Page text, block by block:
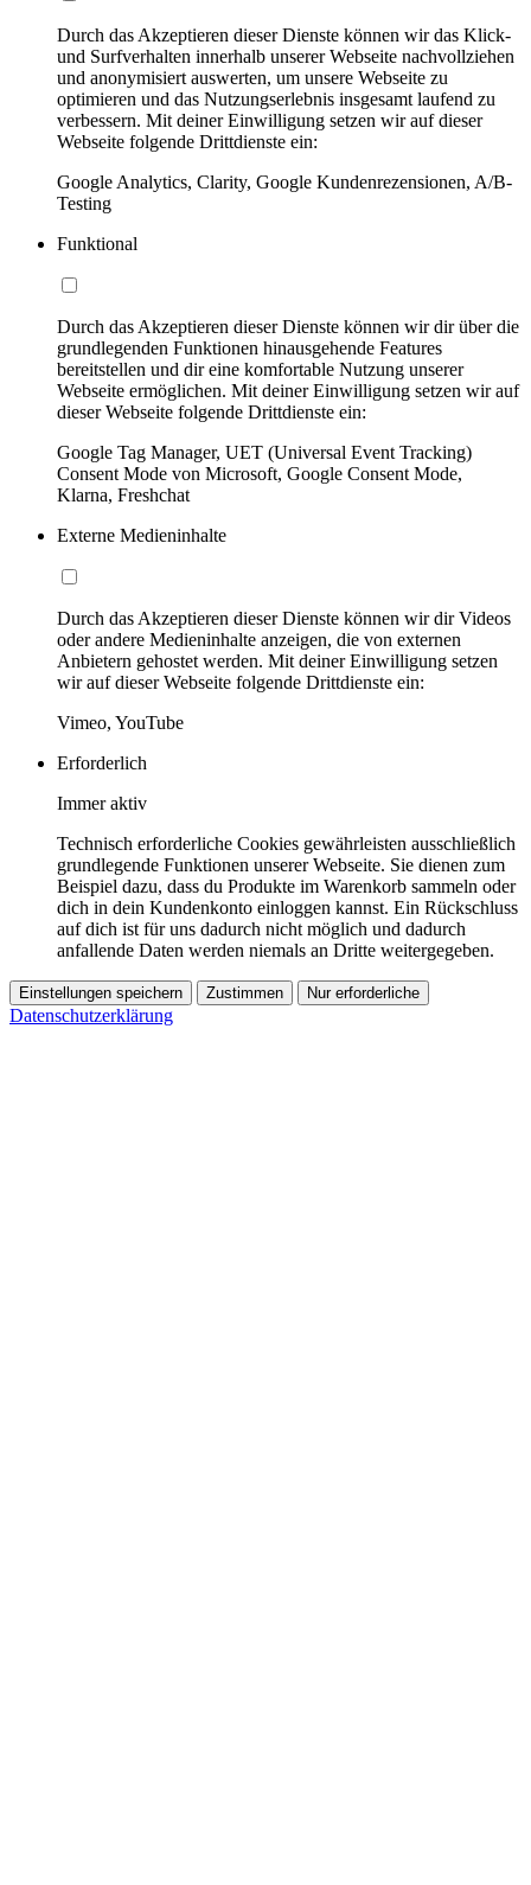
Durch das Akzeptieren dieser Dienste können wir das Klick-
und Surfverhalten innerhalb unserer Webseite nachvollziehen
und anonymisiert auswerten, um unsere Webseite zu
optimieren und das Nutzungserlebnis insgesamt laufend zu
verbessern. Mit deiner Einwilligung setzen wir auf dieser
Webseite folgende Drittdienste ein:
Google Analytics, Clarity, Google Kundenrezensionen, A/B-
Testing
Funktional
Durch das Akzeptieren dieser Dienste können wir dir über die
grundlegenden Funktionen hinausgehende Features
bereitstellen und dir eine komfortable Nutzung unserer
Webseite ermöglichen. Mit deiner Einwilligung setzen wir auf
dieser Webseite folgende Drittdienste ein:
Google Tag Manager, UET (Universal Event Tracking)
Consent Mode von Microsoft, Google Consent Mode,
Klarna, Freshchat
Externe Medieninhalte
Durch das Akzeptieren dieser Dienste können wir dir Videos
oder andere Medieninhalte anzeigen, die von externen
Anbietern gehostet werden. Mit deiner Einwilligung setzen
wir auf dieser Webseite folgende Drittdienste ein:
Vimeo, YouTube
Erforderlich
Immer aktiv
Technisch erforderliche Cookies gewährleisten ausschließlich
grundlegende Funktionen unserer Webseite. Sie dienen zum
Beispiel dazu, dass du Produkte im Warenkorb sammeln oder
dich in dein Kundenkonto einloggen kannst. Ein Rückschluss
auf dich ist für uns dadurch nicht möglich und dadurch
anfallende Daten werden niemals an Dritte weitergegeben.
Einstellungen speichern Zustimmen Nur erforderliche
Datenschutzerklärung